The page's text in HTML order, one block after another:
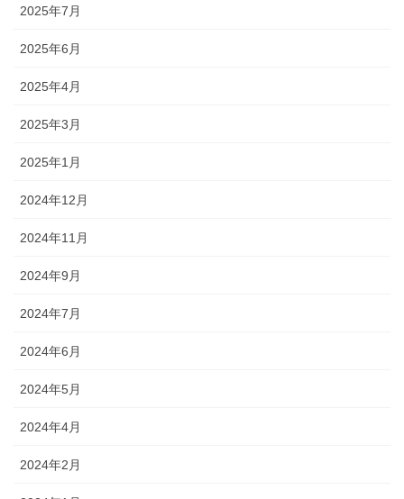
2025年7月
2025年6月
2025年4月
2025年3月
2025年1月
2024年12月
2024年11月
2024年9月
2024年7月
2024年6月
2024年5月
2024年4月
2024年2月